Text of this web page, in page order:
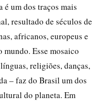
um dos traços mais
resultado de séculos de
africanos, europeus e
Esse mosaico
religiões, danças,
– faz do Brasil um dos
do planeta. Em